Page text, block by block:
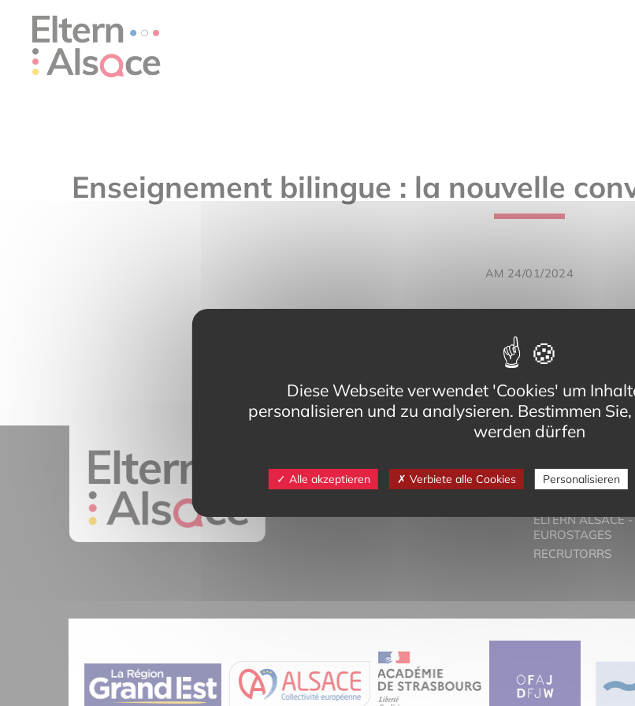
Enseignement bilingue : la nouvelle
AM 24/01/2024
68025 Colmar Cedex
contact@eltern-bilinguisme.org
VORSTELLUNG
DER
ELTERN ALSACE -
EUROSTAGES
RECRUTORRS
Diese Webseite verwendet 'Cookies' um
personalisieren und zu analysieren. Bestimmen
werden dürfen
Alle akzeptieren Verbiete alle Cookies Personalisieren